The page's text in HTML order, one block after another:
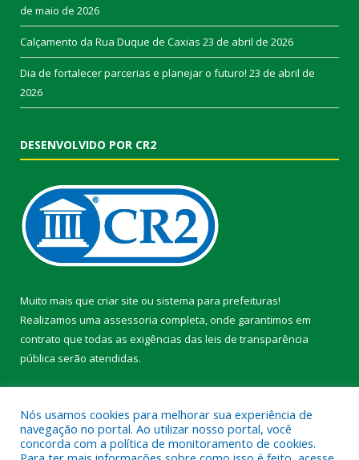
de maio de 2026
Calçamento da Rua Duque de Caxias 23 de abril de 2026
Dia de fortalecer parcerias e planejar o futuro! 23 de abril de
2026
DESENVOLVIDO POR CR2
Muito mais que criar site ou sistema para prefeituras!
Realizamos uma assessoria completa, onde garantimos em
contrato que todas as exigências das leis de transparência
pública serão atendidas.
Nós usamos cookies para melhorar sua experiência de
navegação no portal. Ao utilizar nosso portal, você
concorda com a política de monitoramento de cookies.